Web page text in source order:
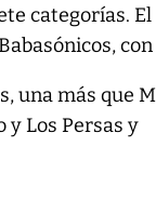
categorías. El
con
una más que
y Los Persas y